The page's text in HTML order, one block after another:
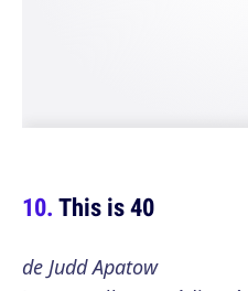
This is 40
de Judd Apatow